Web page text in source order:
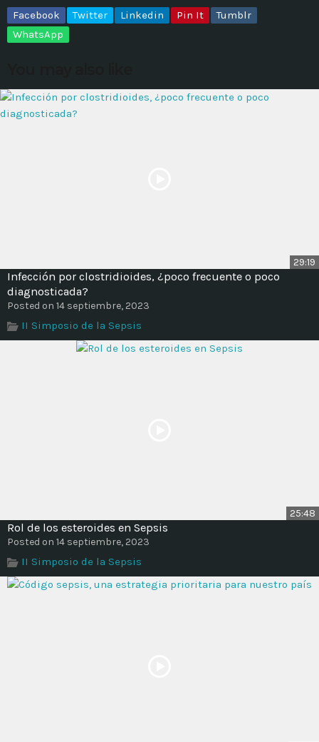
MOST UPVOTED
DESIGN ADMINISTRATOR
Validating Enterprise
Architectures In The Current
Time
Facebook
Twitter Linkedin Pin It
Tumblr
WhatsApp
29:19
Infección por clostridioides, ¿poco frecuente o poco
diagnosticada?
Posted on 14 septiembre, 2023
II Simposio de la Sepsis
25:48
Rol de los esteroides en Sepsis
Posted on 14 septiembre, 2023
II Simposio de la Sepsis